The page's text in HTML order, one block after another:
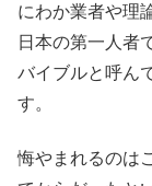
にわか業者や理
日本の第一人者
バイブルと呼ん
す。
悔やまれるのは